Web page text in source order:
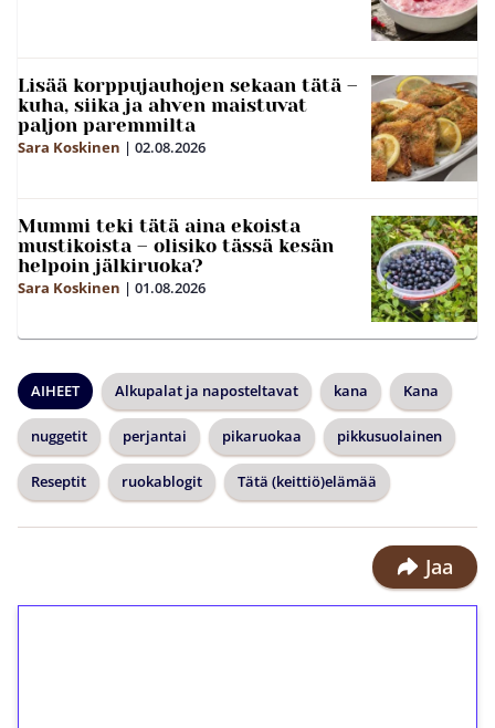
Lisää korppujauhojen sekaan tätä –
kuha, siika ja ahven maistuvat
paljon paremmilta
Sara Koskinen | 02.08.2026
Mummi teki tätä aina ekoista
mustikoista – olisiko tässä kesän
helpoin jälkiruoka?
Sara Koskinen | 01.08.2026
AIHEET Alkupalat ja naposteltavat kana Kana
nuggetit perjantai pikaruokaa pikkusuolainen
Reseptit ruokablogit Tätä (keittiö)elämää
Jaa